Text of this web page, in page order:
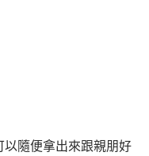
隨便拿出來跟親朋好